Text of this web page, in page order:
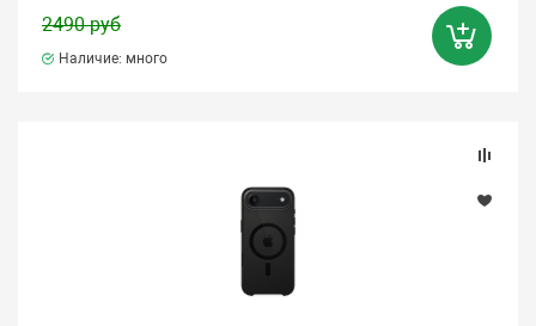
2490 руб
Наличие: много